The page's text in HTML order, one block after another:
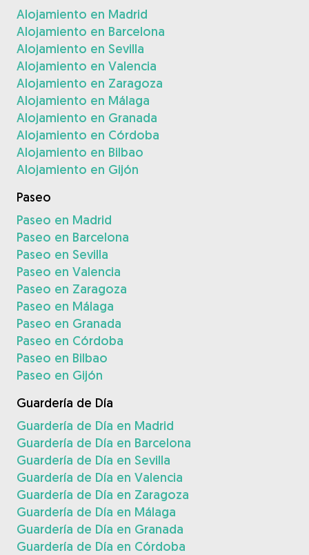
Alojamiento en Madrid
Alojamiento en Barcelona
Alojamiento en Sevilla
Alojamiento en Valencia
Alojamiento en Zaragoza
Alojamiento en Málaga
Alojamiento en Granada
Alojamiento en Córdoba
Alojamiento en Bilbao
Alojamiento en Gijón
Paseo
Paseo en Madrid
Paseo en Barcelona
Paseo en Sevilla
Paseo en Valencia
Paseo en Zaragoza
Paseo en Málaga
Paseo en Granada
Paseo en Córdoba
Paseo en Bilbao
Paseo en Gijón
Guardería de Día
Guardería de Día en Madrid
Guardería de Día en Barcelona
Guardería de Día en Sevilla
Guardería de Día en Valencia
Guardería de Día en Zaragoza
Guardería de Día en Málaga
Guardería de Día en Granada
Guardería de Día en Córdoba